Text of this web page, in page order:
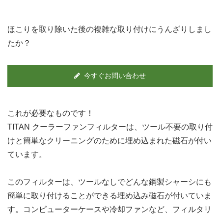
ほこりを取り除いた後の複雑な取り付けにうんざりしまし
たか？
今すぐお問い合わせ
これが必要なものです！
TITAN クーラーファンフィルターは、ツール不要の取り付
けと簡単なクリーニングのために埋め込まれた磁石が付い
ています。
このフィルターは、ツールなしでどんな鋼製シャーシにも
簡単に取り付けることができる埋め込み磁石が付いていま
す。コンピューターケースや冷却ファンなど、フィルタリ